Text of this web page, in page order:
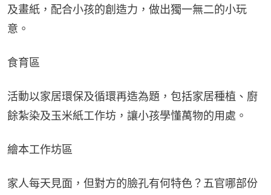
及畫紙，配合小孩的創造力，做出獨一無二的小玩
意。
食育區
活動以家居環保及循環再造為題，包括家居種植、廚
餘紮染及玉米紙工作坊，讓小孩學懂萬物的用處。
繪本工作坊區
家人每天見面，但對方的臉孔有何特色？五官哪部份